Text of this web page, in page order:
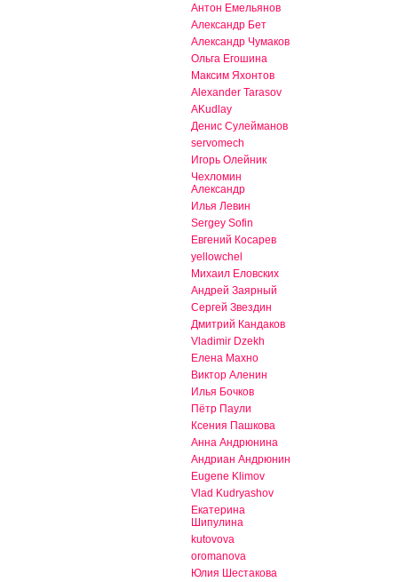
Антон Емельянов
Александр Бет
Александр Чумаков
Ольга Егошина
Максим Яхонтов
Alexander Tarasov
AKudlay
Денис Сулейманов
servomech
Игорь Олейник
Чехломин
Александр
Илья Левин
Sergey Sofin
Евгений Косарев
yellowchel
Михаил Еловских
Андрей Заярный
Сергей Звездин
Дмитрий Кандаков
Vladimir Dzekh
Елена Махно
Виктор Аленин
Илья Бочков
Пётр Паули
Ксения Пашкова
Анна Андрюнина
Андриан Андрюнин
Eugene Klimov
Vlad Kudryashov
Екатерина
Шипулина
kutovova
oromanova
Юлия Шестакова